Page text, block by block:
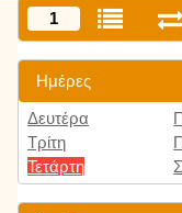
1
Ημέρες
Δευτέρα
Τρίτη
Τετάρτη